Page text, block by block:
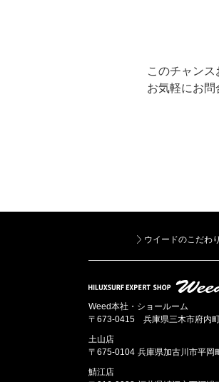
このチャンス
お気軽にお問
ウイードのこだわり
Weed本社・ショールーム
〒673-0415 兵庫県三木市府内
土山店
〒675-0104 兵庫県加古川市平
鯖江店